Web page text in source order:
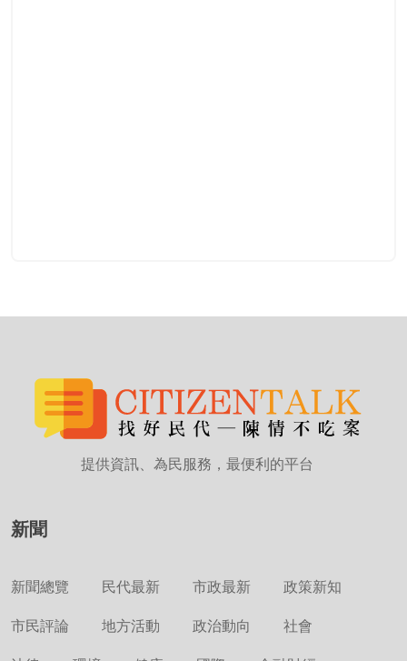
提供資訊、為民服務，最便利的平台
新聞
新聞總覽 民代最新 市政最新 政策新知
市民評論 地方活動 政治動向 社會